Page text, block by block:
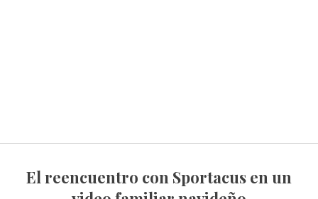
El reencuentro con Sportacus en un